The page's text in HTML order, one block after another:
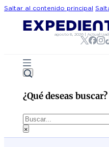
Saltar al contenido principal
agosto 8, 2026|
¿Qué deseas buscar?
Buscar
×